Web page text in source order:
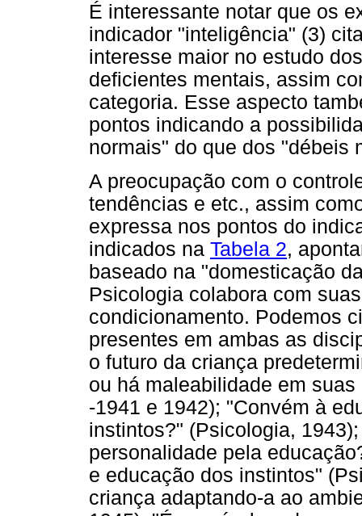
É interessante notar que os
indicador "inteligência" (3)
interesse maior no estudo
deficientes mentais, assim
categoria. Esse aspecto
pontos indicando a
normais" do que dos "débeis
A preocupação com o
tendências e etc., assim
expressa nos pontos do
indicados na Tabela 2,
baseado na "domesticação
Psicologia colabora com
condicionamento. Podemos
presentes em ambas as
o futuro da criança
ou há maleabilidade em
-1941 e 1942); "Convém à
instintos?" (Psicologia,
personalidade pela
e educação dos instintos"
criança adaptando-a ao